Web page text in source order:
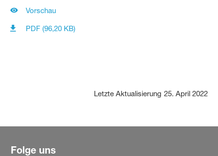
Vorschau
PDF (96,20 KB)
Letzte Aktualisierung 25. April 2022
Folge uns